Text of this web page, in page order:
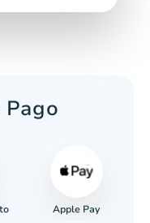
Apple Pay